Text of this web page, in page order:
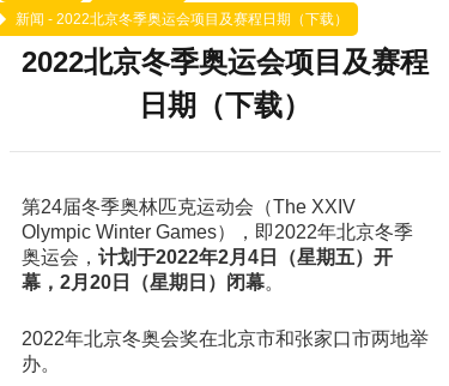
新闻 - 2022北京冬季奥运会项目及赛程日期（下载）
2022北京冬季奥运会项目及赛程
日期（下载）
第24届冬季奥林匹克运动会（The XXIV
Olympic Winter Games），即2022年北京冬季
奥运会， 计划于2022年2月4日（星期五）开
幕，2月20日（星期日）闭幕。
2022年北京冬奥会奖在北京市和张家口市两地举
办。